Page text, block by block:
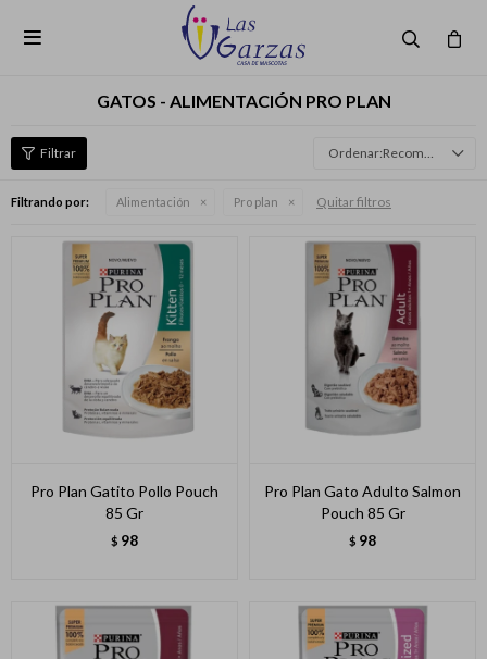

GATOS - ALIMENTACIÓN PRO PLAN
Recomendados
Filtrando por: Alimentación Pro plan Quitar filtros
Pro Plan Gatito Pollo Pouch
85 Gr
$ 98
Pro Plan Gato Adulto Salmon
Pouch 85 Gr
$ 98